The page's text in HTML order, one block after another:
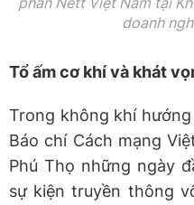
doanh
Tổ ấm cơ khí và khát
Trong không khí
Báo chí Cách mạng
Phú Thọ những ngày
sự kiện truyền thông